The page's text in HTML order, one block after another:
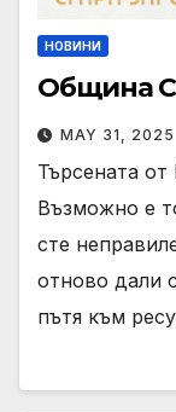
НОВИНИ
Община
MAY 31, 2025
Търсената
Възможно е
сте
отново дали
пътя към